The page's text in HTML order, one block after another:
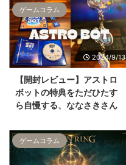
ゲームコラム
2024/9/13
【開封レビュー】アストロ
ボットの特典をただひたす
ら自慢する、ななさきさん
ゲームコラム